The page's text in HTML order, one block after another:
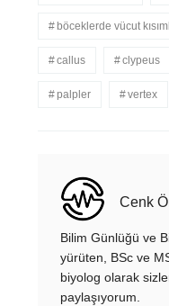
böceklerde vücut
callus clypeus
palpler vertex
Cenk
Bilim Günlüğü ve
yürüten, BSc ve
biyolog olarak
paylaşıyorum.